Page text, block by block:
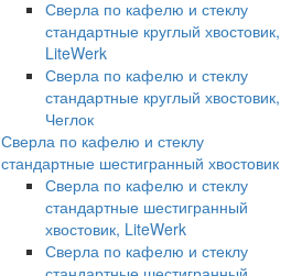
Сверла по кафелю и стеклу
стандартные круглый хвостовик,
LiteWerk
Сверла по кафелю и стеклу
стандартные круглый хвостовик,
Чеглок
Сверла по кафелю и стеклу
стандартные шестигранный хвостовик
Сверла по кафелю и стеклу
стандартные шестигранный
хвостовик, LiteWerk
Сверла по кафелю и стеклу